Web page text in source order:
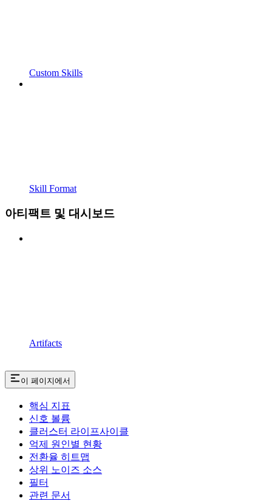
Custom Skills
Skill Format
아티팩트 및 대시보드
Artifacts
이 페이지에서
핵심 지표
신호 볼륨
클러스터 라이프사이클
억제 원인별 현황
전환율 히트맵
상위 노이즈 소스
필터
관련 문서